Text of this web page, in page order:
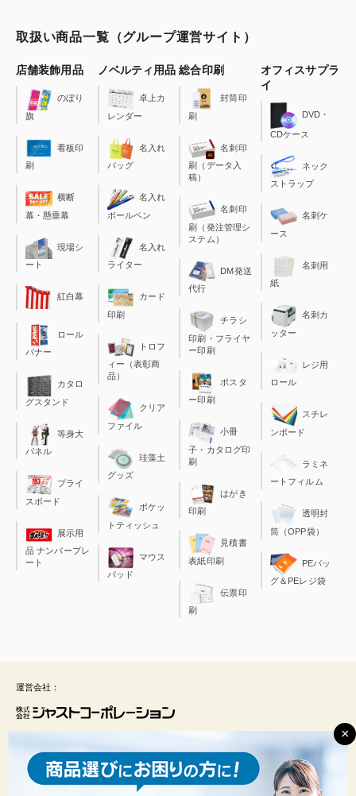
×
取扱い商品一覧（グループ運営サイト）
店舗装飾用品
のぼり
旗
看板印
刷
横断
幕・懸垂幕
現場シ
ート
紅白幕
ロール
バナー
カタロ
グスタンド
等身大
パネル
プライ
スボード
展示用
品 ナンバープレ
ート
ノベルティ用品
卓上カ
レンダー
名入れ
バッグ
名入れ
ボールペン
名入れ
ライター
カード
印刷
トロフ
ィー（表彰商
品）
クリア
ファイル
珪藻土
グッズ
ポケッ
トティッシュ
マウス
パッド
総合印刷
封筒印
刷
名刺印
刷（データ入
稿）
名刺印
刷（発注管理シ
ステム）
DM発送
代行
チラシ
印刷・フライヤ
ー印刷
ポスタ
ー印刷
小冊
子・カタログ印
刷
はがき
印刷
見積書
表紙印刷
伝票印
刷
オフィスサプラ
イ
DVD・
CDケース
ネック
ストラップ
名刺ケ
ース
名刺用
紙
名刺カ
ッター
レジ用
ロール
スチレ
ンボード
ラミネ
ートフィルム
透明封
筒（OPP袋）
PEバッ
グ＆PEレジ袋
運営会社：
ジャストコーポレーションは、総合印刷、店舗装飾品やノベルティ商品の開発を手
がけております。今日生活の一部となった「ネット通販」にいち早く取り組み、現
在では３０の専門サイトを運営、福井から全国のお客様へ商品を供給しておりま